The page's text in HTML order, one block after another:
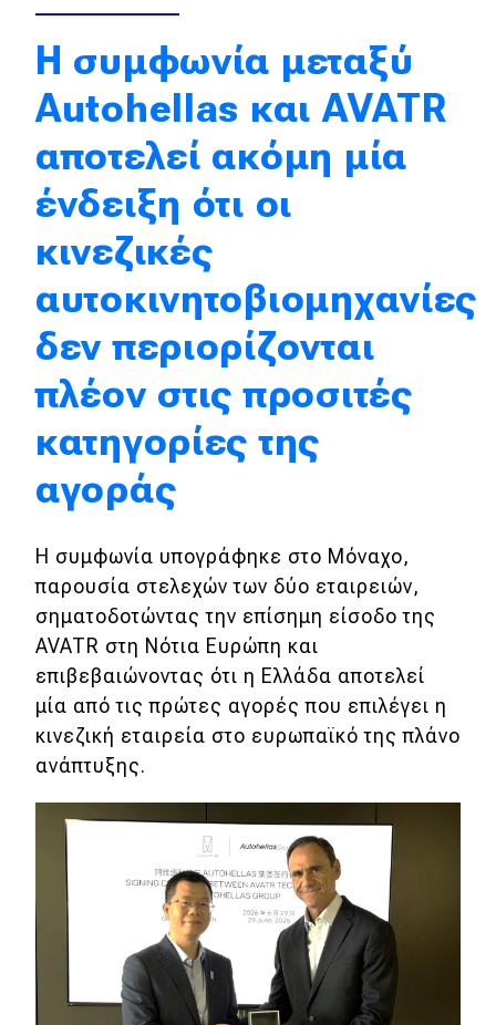
Αγορά
Απόψεις
Test Drive
Δοκιμή
Αποστολή
Συγκρίνουμε
Αγώνες
Formula 1
WRC
Motorsport
Eco
Νέα
Τεχνολογία
Mobility
Σταθμοί φόρτισης
Classic
Νέα
Παρουσιάσεις
DRIVE Away
Η συμφωνία μεταξύ
Autohellas και AVATR
αποτελεί ακόμη μία
ένδειξη ότι οι
κινεζικές
αυτοκινητοβιομηχανίες
δεν περιορίζονται
πλέον στις προσιτές
κατηγορίες της
αγοράς
Η συμφωνία υπογράφηκε στο Μόναχο,
παρουσία στελεχών των δύο εταιρειών,
σηματοδοτώντας την επίσημη είσοδο της
AVATR στη Νότια Ευρώπη και
επιβεβαιώνοντας ότι η Ελλάδα αποτελεί
μία από τις πρώτες αγορές που επιλέγει η
κινεζική εταιρεία στο ευρωπαϊκό της πλάνο
ανάπτυξης.